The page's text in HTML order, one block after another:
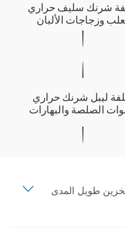
شرنك سليف حراري
وزجاجات الألبان
ليبل شرنك حراري
الصلصة والبهارات
طويل المدى